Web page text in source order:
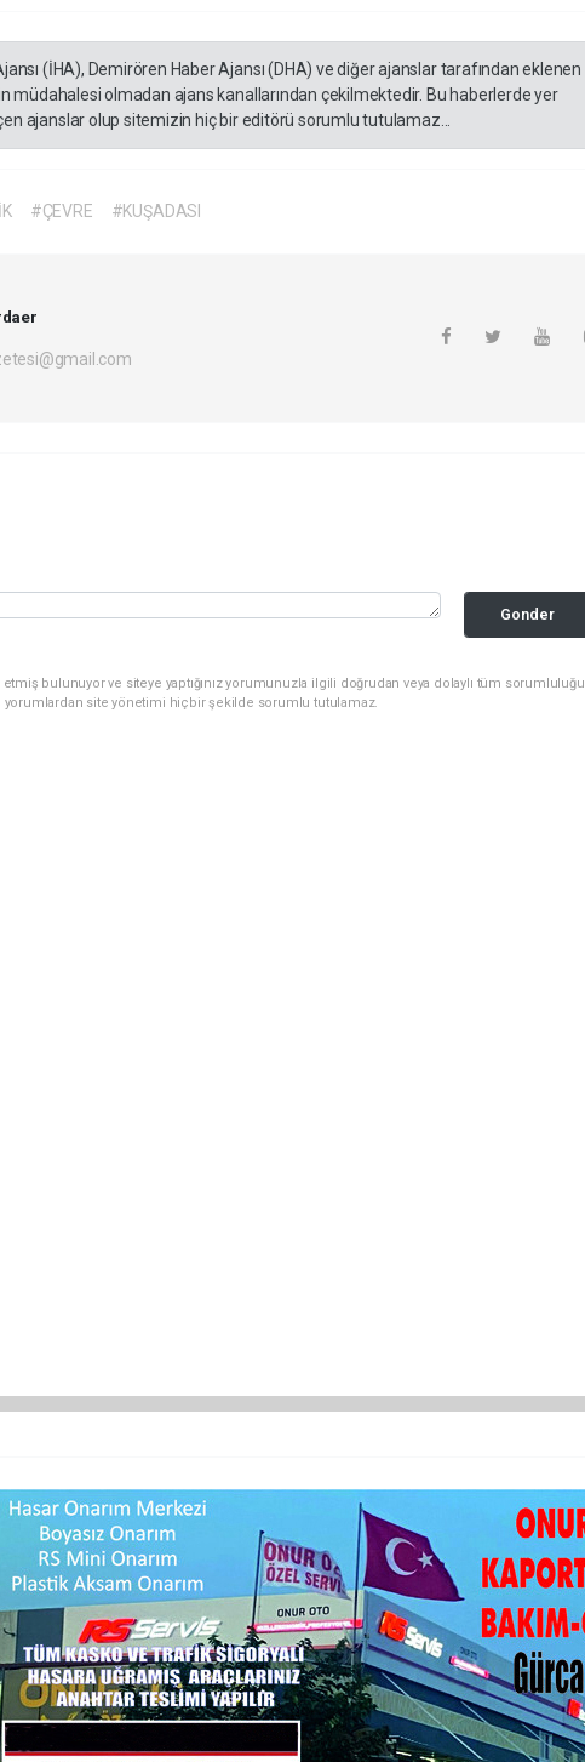
(İHA), Demirören Haber Ajansı (DHA) ve diğer ajanslar tarafından eklenen
müdahalesi olmadan ajans kanallarından çekilmektedir. Bu haberlerde yer
ajanslar olup sitemizin hiç bir editörü sorumlu tutulamaz...
#ÇEVRE #KUŞADASI
Gonder
etmiş bulunuyor ve siteye yaptığınız yorumunuzla ilgili doğrudan veya dolaylı tüm sorumluluğu
yorumlardan site yönetimi hiçbir şekilde sorumlu tutulamaz.